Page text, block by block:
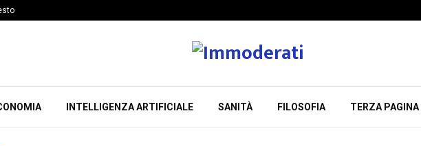
INTELLIGENZA ARTIFICIALE SANITÀ FILOSOFIA TERZA PAGINA